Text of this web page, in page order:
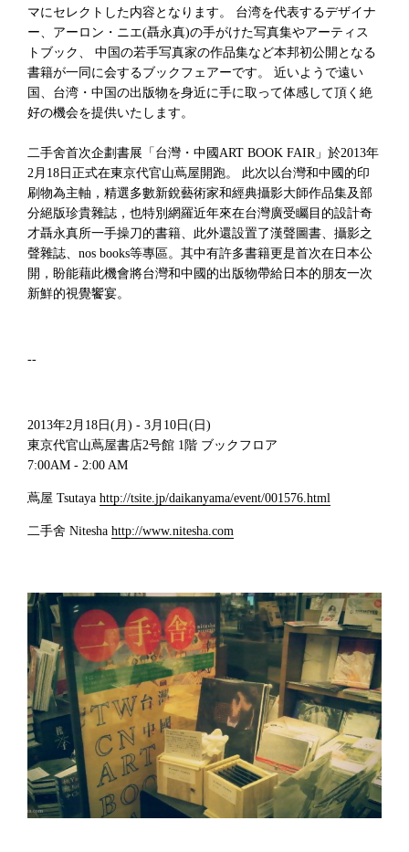
マにセレクトした内容となります。 台湾を代表するデザイナ
ー、アーロン・ニエ(聶永真)の手がけた写真集やアーティス
トブック、 中国の若手写真家の作品集など本邦初公開となる
書籍が一同に会するブックフェアーです。 近いようで遠い
国、台湾・中国の出版物を身近に手に取って体感して頂く絶
好の機会を提供いたします。
二手舍首次企劃書展「台灣・中國ART BOOK FAIR」於2013年
2月18日正式在東京代官山蔦屋開跑。 此次以台灣和中國的印
刷物為主軸，精選多數新銳藝術家和經典攝影大師作品集及部
分絕版珍貴雜誌，也特別網羅近年來在台灣廣受矚目的設計奇
才聶永真所一手操刀的書籍、此外還設置了漢聲圖書、攝影之
聲雜誌、nos books等專區。其中有許多書籍更是首次在日本公
開，盼能藉此機會將台灣和中國的出版物帶給日本的朋友一次
新鮮的視覺饗宴。
--
2013年2月18日(月) - 3月10日(日)
東京代官山蔦屋書店2号館 1階 ブックフロア
7:00AM - 2:00 AM
蔦屋 Tsutayahttp://tsite.jp/daikanyama/event/001576.html
二手舍 Niteshahttp://www.nitesha.com